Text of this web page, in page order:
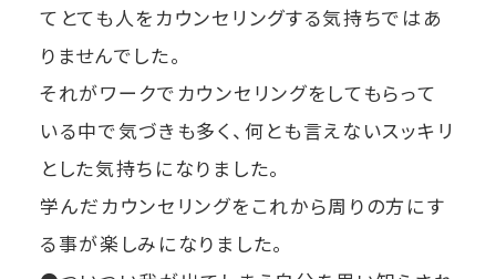
てとても人をカウンセリングする気持ちではあ
りませんでした。
それがワークでカウンセリングをしてもらって
いる中で気づきも多く、何とも言えないスッキリ
とした気持ちになりました。
学んだカウンセリングをこれから周りの方にす
る事が楽しみになりました。